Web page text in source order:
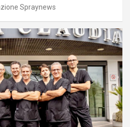
Spraynews